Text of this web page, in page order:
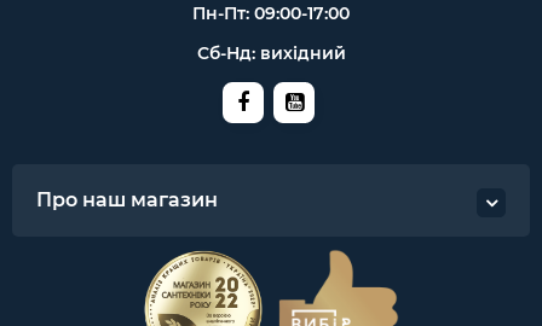
Пн-Пт: 09:00-17:00
Сб-Нд: вихідний
Про наш магазин